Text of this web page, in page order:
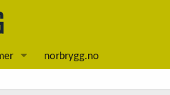
norbrygg.no